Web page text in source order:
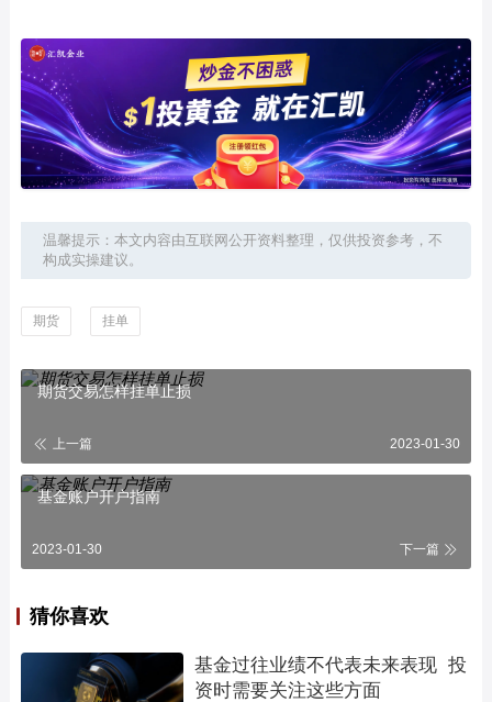
温馨提示：本文内容由互联网公开资料整理，仅供投资参考，不
构成实操建议。
期货 挂单
期货交易怎样挂单止损
上一篇 2023-01-30
基金账户开户指南
2023-01-30 下一篇
猜你喜欢
基金过往业绩不代表未来表现  投
资时需要关注这些方面